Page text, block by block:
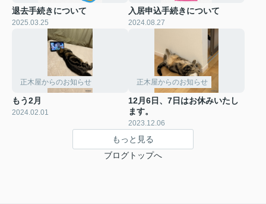
退去手続きについて
2025.03.25
入居申込手続きについて
2024.08.27
正木屋からのお知らせ
もう2月
2024.02.01
正木屋からのお知らせ
12月6日、7日はお休みいたし
ます。
2023.12.06
もっと見る
ブログトップへ